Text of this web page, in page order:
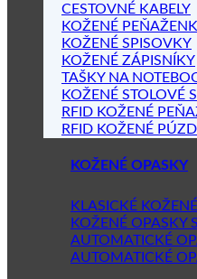
CESTOVNÉ KABELY
KOŽENÉ
KOŽENÉ SPISOVKY
KOŽENÉ ZÁPISNÍKY
TAŠKY NA
KOŽENÉ STOLOVÉ
RFID KOŽENÉ
RFID KOŽENÉ
KOŽENÉ OPASKY
KLASICKÉ
KOŽENÉ OPASKY
AUTOMATICKÉ
AUTOMATICKÉ